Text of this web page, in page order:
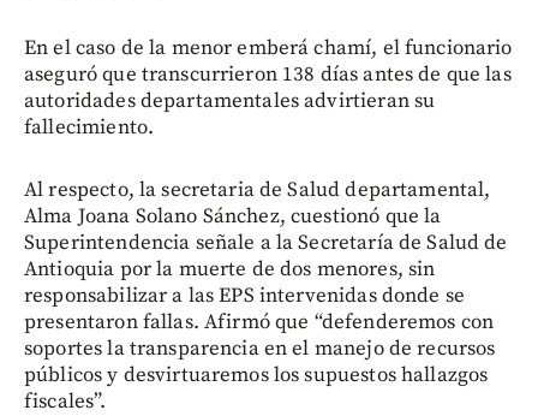
En el caso de la menor emberá chamí, el funcionario
aseguró que transcurrieron 138 días antes de que las
autoridades departamentales advirtieran su
fallecimiento.
Al respecto, la secretaria de Salud departamental,
Alma Joana Solano Sánchez, cuestionó que la
Superintendencia señale a la Secretaría de Salud de
Antioquia por la muerte de dos menores, sin
responsabilizar a las EPS intervenidas donde se
presentaron fallas. Afirmó que “defenderemos con
soportes la transparencia en el manejo de recursos
públicos y desvirtuaremos los supuestos hallazgos
fiscales”.